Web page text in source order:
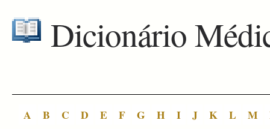
Dicionário
A B C D E F G H I J K L M